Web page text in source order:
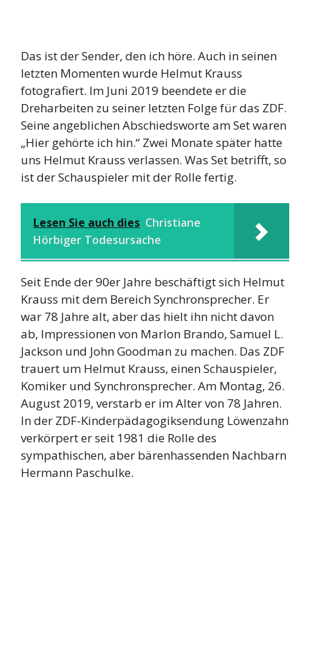
Das ist der Sender, den ich höre. Auch in seinen
letzten Momenten wurde Helmut Krauss
fotografiert. Im Juni 2019 beendete er die
Dreharbeiten zu seiner letzten Folge für das ZDF.
Seine angeblichen Abschiedsworte am Set waren
„Hier gehörte ich hin.“ Zwei Monate später hatte
uns Helmut Krauss verlassen. Was Set betrifft, so
ist der Schauspieler mit der Rolle fertig.
Lesen Sie auch dies Christiane
Hörbiger Todesursache
Seit Ende der 90er Jahre beschäftigt sich Helmut
Krauss mit dem Bereich Synchronsprecher. Er
war 78 Jahre alt, aber das hielt ihn nicht davon
ab, Impressionen von Marlon Brando, Samuel L.
Jackson und John Goodman zu machen. Das ZDF
trauert um Helmut Krauss, einen Schauspieler,
Komiker und Synchronsprecher. Am Montag, 26.
August 2019, verstarb er im Alter von 78 Jahren.
In der ZDF-Kinderpädagogiksendung Löwenzahn
verkörpert er seit 1981 die Rolle des
sympathischen, aber bärenhassenden Nachbarn
Hermann Paschulke.